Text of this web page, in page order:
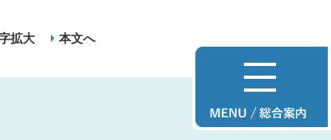
拡大 本文へ